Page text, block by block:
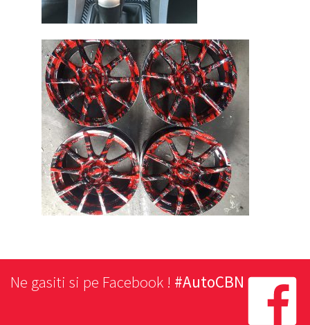
Ne gasiti si pe Facebook ! #AutoCBN